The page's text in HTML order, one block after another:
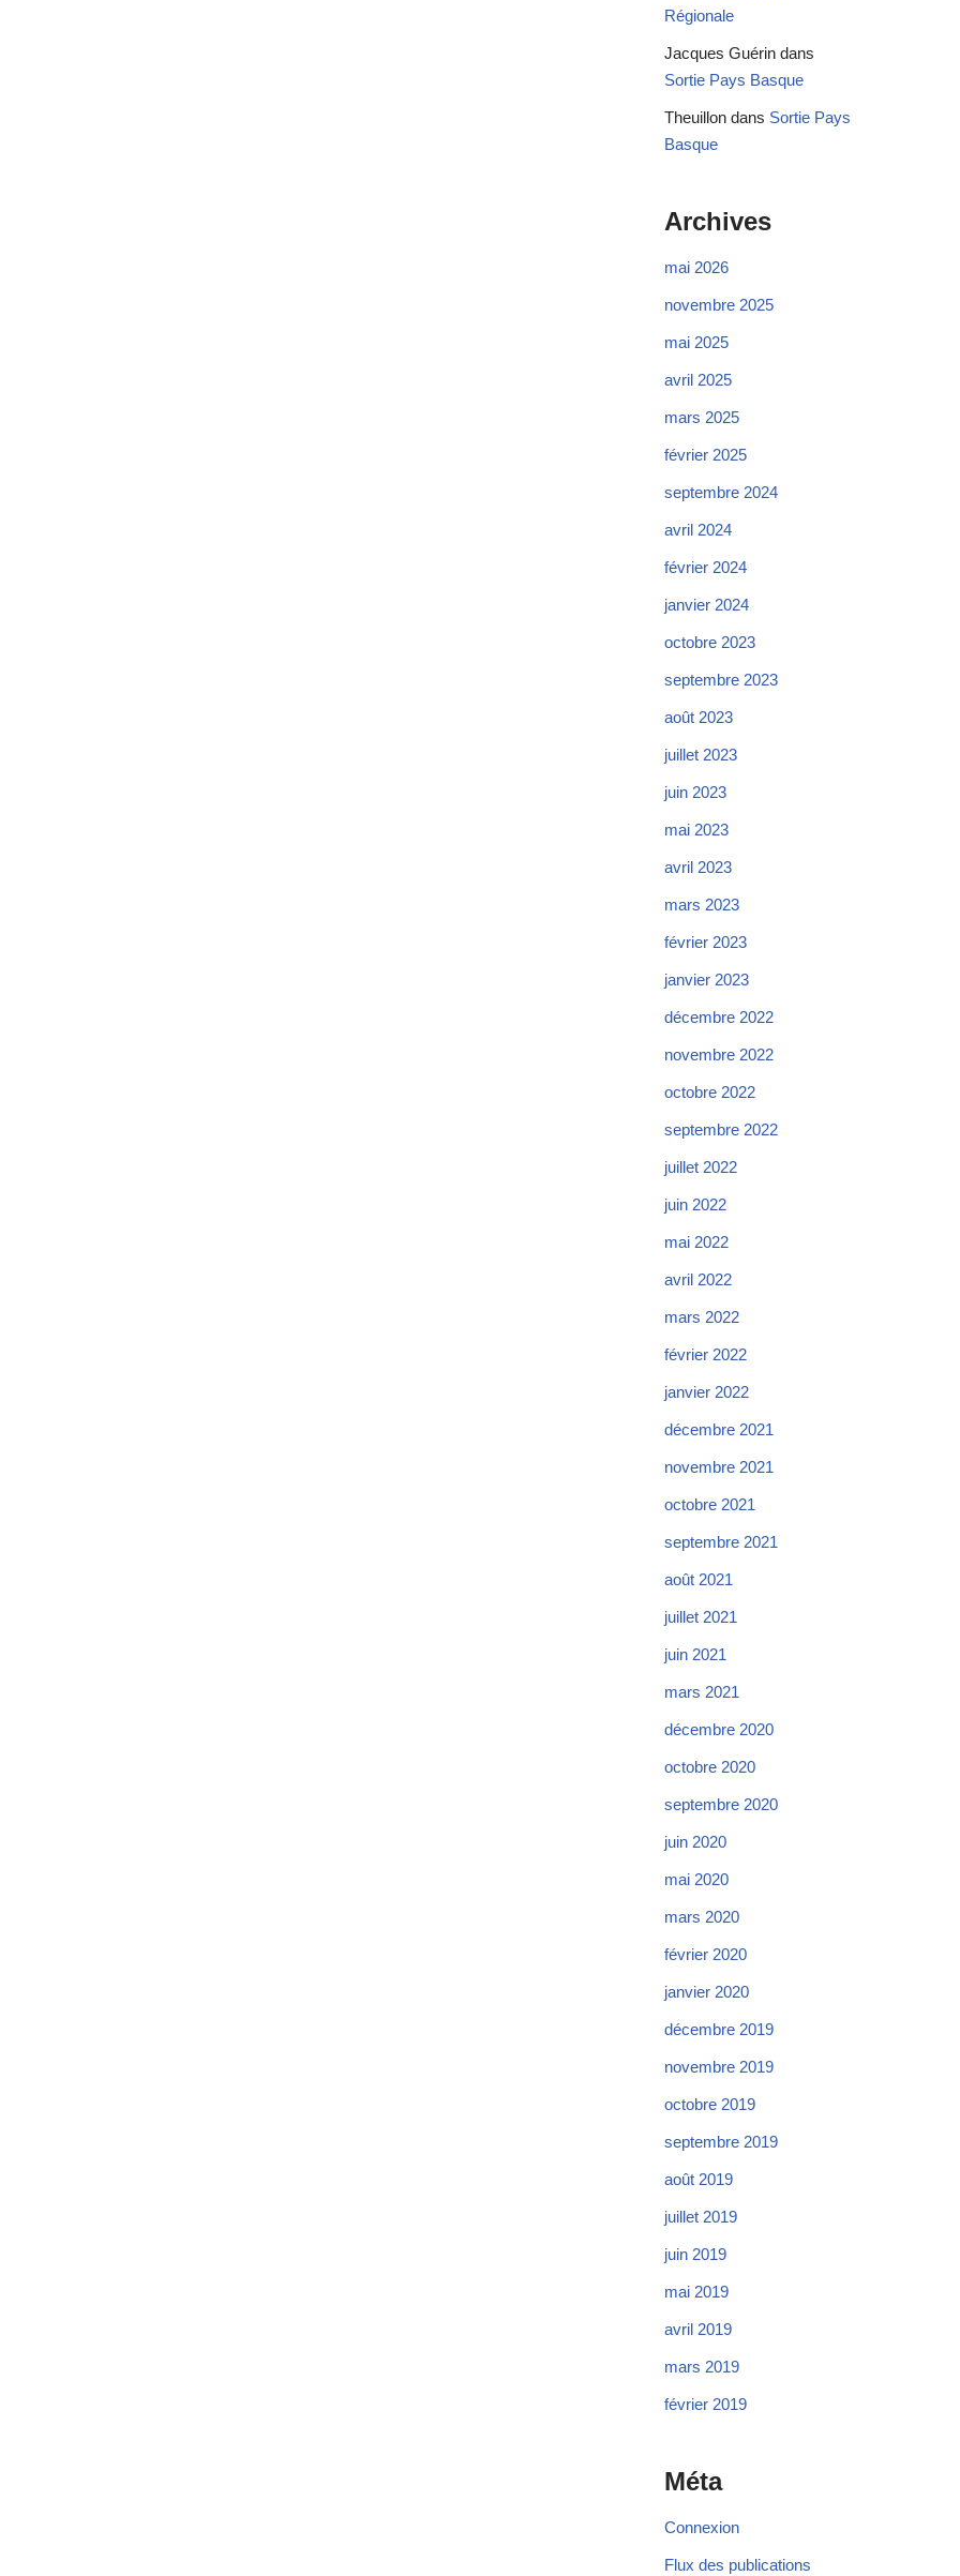
Régionale
Jacques Guérin dans
Sortie Pays Basque
Theuillon dans Sortie Pays
Basque
Archives
mai 2026
novembre 2025
mai 2025
avril 2025
mars 2025
février 2025
septembre 2024
avril 2024
février 2024
janvier 2024
octobre 2023
septembre 2023
août 2023
juillet 2023
juin 2023
mai 2023
avril 2023
mars 2023
février 2023
janvier 2023
décembre 2022
novembre 2022
octobre 2022
septembre 2022
juillet 2022
juin 2022
mai 2022
avril 2022
mars 2022
février 2022
janvier 2022
décembre 2021
novembre 2021
octobre 2021
septembre 2021
août 2021
juillet 2021
juin 2021
mars 2021
décembre 2020
octobre 2020
septembre 2020
juin 2020
mai 2020
mars 2020
février 2020
janvier 2020
décembre 2019
novembre 2019
octobre 2019
septembre 2019
août 2019
juillet 2019
juin 2019
mai 2019
avril 2019
mars 2019
février 2019
Méta
Connexion
Flux des publications